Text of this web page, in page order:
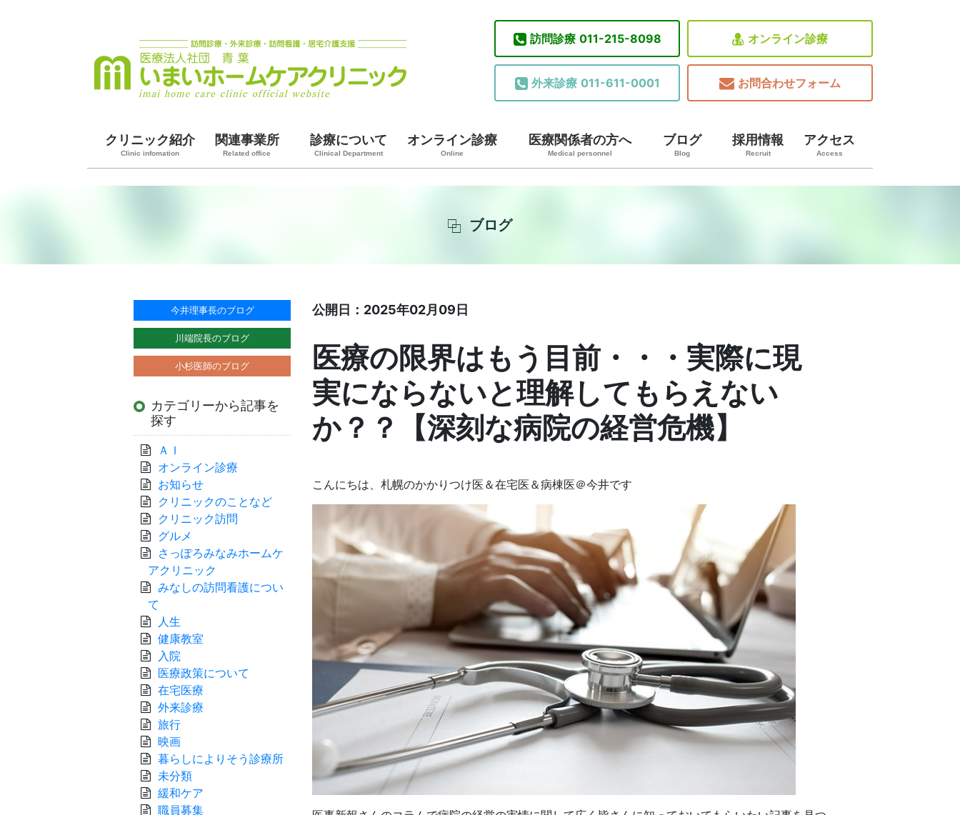
訪問診療 011-215-8098
外来診療 011-611-0001
オンライン診療
お問合わせフォーム
クリニック紹介
Clinic infomation
関連事業所
Related office
診療について
Clinical Department
オンライン診療
Online
医療関係者の方へ
Medical personnel
ブログ
Blog
採用情報
Recruit
アクセス
Access
ブログ
公開日：2025年02月09日
医療の限界はもう目前・・・実際に現
実にならないと理解してもらえない
か？？【深刻な病院の経営危機】
こんにちは、札幌のかかりつけ医＆在宅医＆病棟医＠今井です
今井理事長のブログ
川端院長のブログ
小杉医師のブログ
カテゴリーから記事を
探す
ＡＩ
オンライン診療
お知らせ
クリニックのことなど
クリニック訪問
グルメ
さっぽろみなみホームケ
アクリニック
みなしの訪問看護につい
て
人生
健康教室
入院
医療政策について
在宅医療
外来診療
旅行
映画
暮らしによりそう診療所
未分類
緩和ケア
職員募集